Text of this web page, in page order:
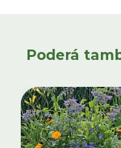
Poderá